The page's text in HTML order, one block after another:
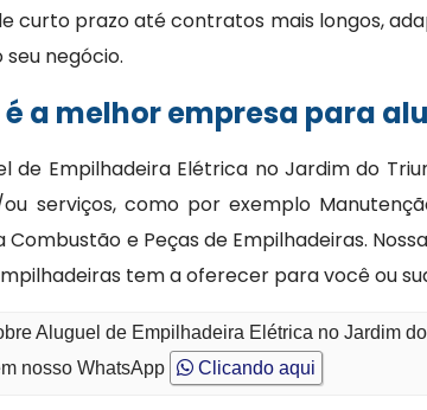
curto prazo até contratos mais longos,
negócio.
é a melhor empresa para
de Empilhadeira Elétrica no Jardim do
serviços, como por exemplo
Combustão e Peças de Empilhadeiras.
tem a oferecer para você ou
Aluguel de Empilhadeira Elétrica no Jardim
nosso WhatsApp Clicando aqui